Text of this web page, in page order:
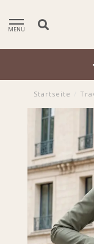
MENU
Startseite